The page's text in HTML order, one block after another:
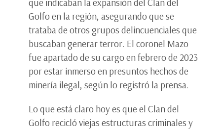
que indicaban la expansión del Clan del
Golfo en la región, asegurando que se
trataba de otros grupos delincuenciales que
buscaban generar terror. El coronel Mazo
fue apartado de su cargo en febrero de 2023
por estar inmerso en presuntos hechos de
minería ilegal, según lo registró la prensa.
Lo que está claro hoy es que el Clan del
Golfo recicló viejas estructuras criminales y